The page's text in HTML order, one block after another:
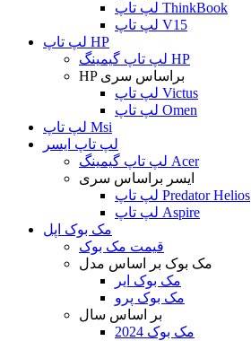
لپ تاپ ThinkBook
لپ تاپ V15
لپ تاپ HP
لپ تاپ گیمینگ HP
HP براساس سری
لپ تاپ Victus
لپ تاپ Omen
لپ تاپ Msi
لپ تاپ ایسر
لپ تاپ گیمینگ Acer
ایسر براساس سری
لپ تاپ Predator Helios
لپ تاپ Aspire
مک بوک اپل
قیمت مک بوک
مک بوک بر اساس مدل
مک بوک ایر
مک بوک پرو
بر اساس سال
مک بوک 2024